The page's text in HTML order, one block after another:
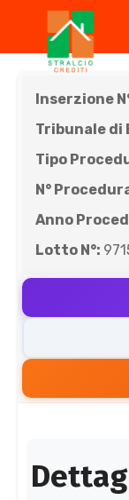
Inserzione
Tribunale di
Tipo
N°
Anno
Lotto N°: